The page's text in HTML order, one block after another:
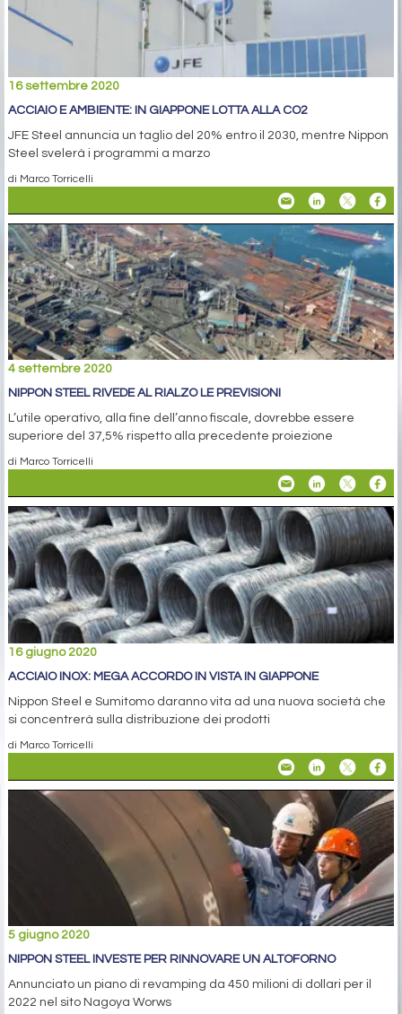
16 settembre 2020
ACCIAIO E AMBIENTE: IN GIAPPONE LOTTA ALLA CO2
JFE Steel annuncia un taglio del 20% entro il 2030, mentre Nippon
Steel svelerà i programmi a marzo
di Marco Torricelli
4 settembre 2020
NIPPON STEEL RIVEDE AL RIALZO LE PREVISIONI
L’utile operativo, alla fine dell’anno fiscale, dovrebbe essere
superiore del 37,5% rispetto alla precedente proiezione
di Marco Torricelli
16 giugno 2020
ACCIAIO INOX: MEGA ACCORDO IN VISTA IN GIAPPONE
Nippon Steel e Sumitomo daranno vita ad una nuova società che
si concentrerà sulla distribuzione dei prodotti
di Marco Torricelli
5 giugno 2020
NIPPON STEEL INVESTE PER RINNOVARE UN ALTOFORNO
Annunciato un piano di revamping da 450 milioni di dollari per il
2022 nel sito Nagoya Worws